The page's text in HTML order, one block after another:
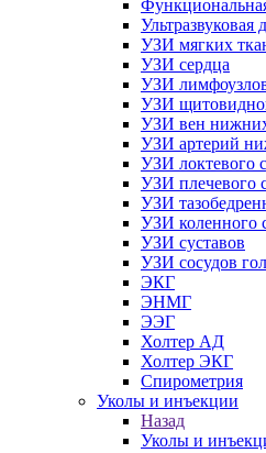
УЗИ мягких
УЗИ сердца
УЗИ
УЗИ
УЗИ вен
УЗИ артерий
УЗИ локтевого
УЗИ плечевого
УЗИ
УЗИ коленного
УЗИ суставов
УЗИ сосудов
ЭКГ
ЭНМГ
ЭЭГ
Холтер АД
Холтер ЭКГ
Спирометрия
Уколы и инъекции
Назад
Уколы и